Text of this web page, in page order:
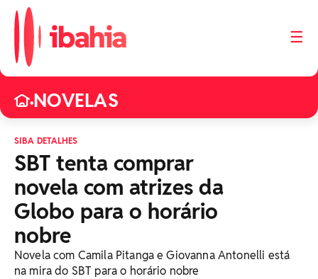
☰
•NOVELAS
SIBA DETALHES
SBT tenta comprar
novela com atrizes da
Globo para o horário
nobre
Novela com Camila Pitanga e Giovanna Antonelli está
na mira do SBT para o horário nobre